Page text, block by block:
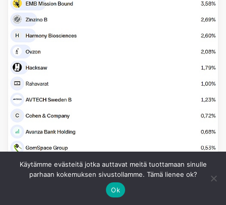
Käytämme evästeitä jotka auttavat meitä tuottamaan sinulle
parhaan kokemuksen sivustollamme. Tämä lienee ok?
Ok